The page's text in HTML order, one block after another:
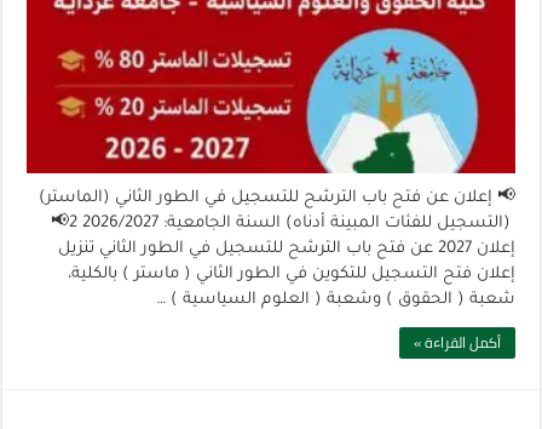
📢 إعلان عن فتح باب الترشح للتسجيل في الطور الثاني (الماستر)
(التسجيل للفئات المبينة أدناه) السنة الجامعية: 2026/2027 2📢
إعلان 2027 عن فتح باب الترشح للتسجيل في الطور الثاني تنزيل
إعلان فتح التسجيل للتكوين في الطور الثاني ( ماستر ) بالكلية،
شعبة ( الحقوق ) وشعبة ( العلوم السياسية ) …
أكمل القراءة »